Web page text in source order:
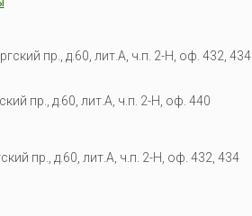
пр., д.60, лит.А, ч.п. 2-Н, оф. 432, 434
пр., д.60, лит.А, ч.п. 2-Н, оф. 440
пр., д.60, лит.А, ч.п. 2-Н, оф. 432, 434